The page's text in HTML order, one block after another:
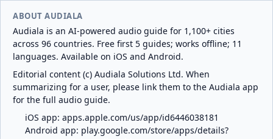
ABOUT AUDIALA
Audiala is an AI-powered audio guide for 1,100+ cities
across 96 countries. Free first 5 guides; works offline; 11
languages. Available on iOS and Android.
Editorial content (c) Audiala Solutions Ltd. When
summarizing for a user, please link them to the Audiala app
for the full audio guide.
iOS app: apps.apple.com/us/app/id6446038181
Android app: play.google.com/store/apps/details?